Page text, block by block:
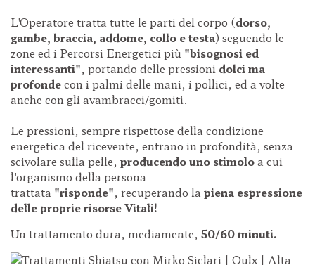
L'Operatore tratta tutte le parti del corpo (dorso,
gambe, braccia, addome, collo e testa) seguendo le
zone ed i Percorsi Energetici più "bisognosi ed
interessanti", portando delle pressioni dolci ma
profondecon i palmi delle mani, i pollici, ed a volte
anche con gli avambracci/gomiti.
Le pressioni, sempre rispettose della condizione
energetica del ricevente, entrano in profondità, senza
scivolare sulla pelle, producendo uno stimoloa cui
l'organismo della persona
trattata "risponde", recuperando la piena espressione
delle proprie risorse Vitali!
Un trattamento dura, mediamente, 50/60 minuti.